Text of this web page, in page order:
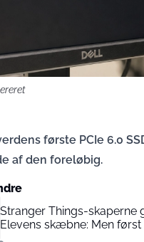
første PCIe 6.0
af den foreløbig.
Stranger Things-skaperne
Elevens skæbne: Men